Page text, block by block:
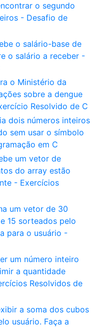
o segundo
- Desafio de
o salário-base de
o salário a receber -
o Ministério da
sobre a dengue
Resolvido de C
dois números inteiros
sem usar o símbolo
em C
um vetor de
do array estão
- Exercícios
um vetor de 30
15 sorteados pelo
para o usuário -
um número inteiro
a quantidade
Resolvidos de
a soma dos cubos
usuário. Faça a